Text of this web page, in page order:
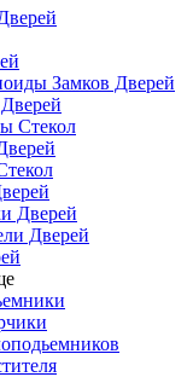
Замков Дверей
Стекол
Дверей
Дверей